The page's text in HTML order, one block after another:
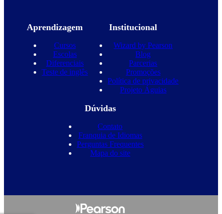
Aprendizagem
Cursos
Escolas
Diferenciais
Teste de inglês
Institucional
Wizard by Pearson
Blog
Parcerias
Promoções
Política de privacidade
Projeto Águias
Dúvidas
Contato
Franquia de Idiomas
Perguntas Frequentes
Mapa do site